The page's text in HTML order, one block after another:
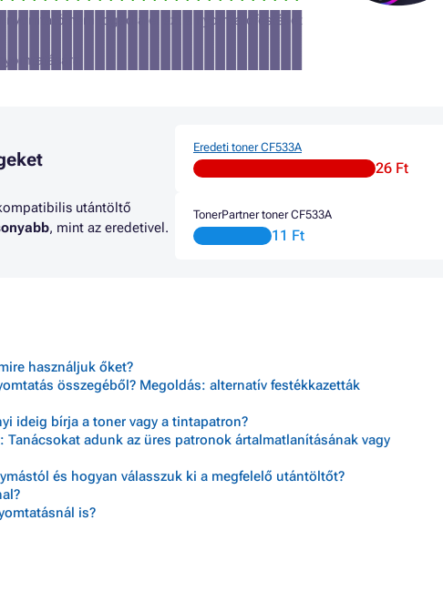
nyomtató nem fogadja el ezt a nyomtatófestéket
utántöltő
, mint az eredetivel.
Eredeti toner CF533A
26 Ft
TonerPartner toner CF533A
11 Ft
használjuk őket?
összegéből? Megoldás: alternatív festékkazetták
ideig bírja a toner vagy a tintapatron?
adunk az üres patronok ártalmatlanításának vagy
és hogyan válasszuk ki a megfelelő utántöltőt?
is?